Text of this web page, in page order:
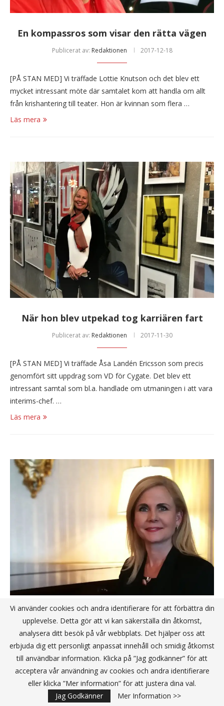
En kompassros som visar den rätta vägen
Publicerat av: Redaktionen 2017-12-18
[PÅ STAN MED] Vi träffade Lottie Knutson och det blev ett
mycket intressant möte där samtalet kom att handla om allt
från krishantering till teater. Hon är kvinnan som flera …
Läs mera
När hon blev utpekad tog karriären fart
Publicerat av: Redaktionen 2017-11-30
[PÅ STAN MED] Vi träffade Åsa Landén Ericsson som precis
genomfört sitt uppdrag som VD för Cygate. Det blev ett
intressant samtal som bl.a. handlade om utmaningen i att vara
interims-chef. …
Läs mera
Hennes röda tråd i yrkeslivet är förändring
Publicerat av:Redaktionen 2017-11-23
[PÅ STAN MED] Karin Schreil är VD för Fujitsu i Sverige. IT-
Kanalen fick möjligheten att träffa henne på tu man hand för
ett samtal om bl.a. robotar, växthus och ledarskap. …
Vi använder cookies och andra identifierare för att förbättra din
upplevelse. Detta gör att vi kan säkerställa din åtkomst,
analysera ditt besök på vår webbplats. Det hjälper oss att
erbjuda dig ett personligt anpassat innehåll och smidig åtkomst
till användbar information. Klicka på ”Jag godkänner” för att
acceptera vår användning av cookies och andra identifierare
eller klicka ”Mer information” för att justera dina val.
Jag Godkänner
Mer Information >>